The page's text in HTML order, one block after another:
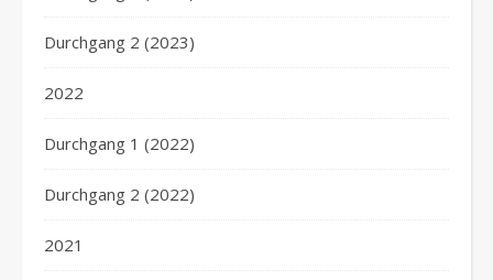
Durchgang 2 (2023)
2022
Durchgang 1 (2022)
Durchgang 2 (2022)
2021